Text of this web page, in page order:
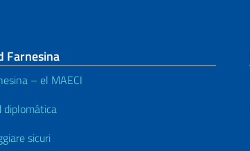
Farnesina
– el MAECI
diplomática
sicuri